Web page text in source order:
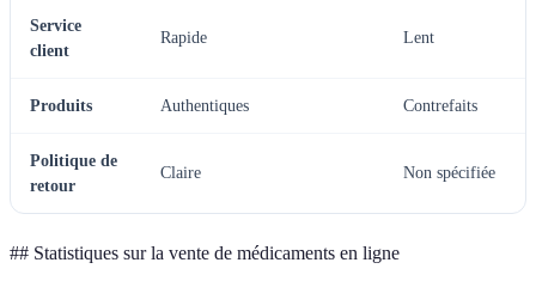
Service
client
Rapide Lent
Produits Authentiques Contrefaits
Politique de
retour
Claire Non spécifiée
## Statistiques sur la vente de médicaments en ligne